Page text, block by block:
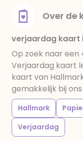
Over de
verjaardag kaart
Op zoek naar een
Verjaardag kaart
kaart van
gemakkelijk bij
Hallmark
Verjaardag